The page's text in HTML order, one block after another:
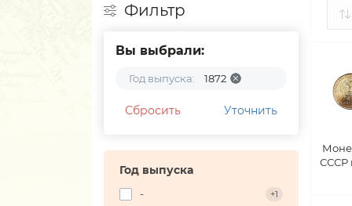
Фильтр
Вы выбрали:
Год выпуска: 1872
Сбросить Уточнить
Год выпуска
- +1
СССР